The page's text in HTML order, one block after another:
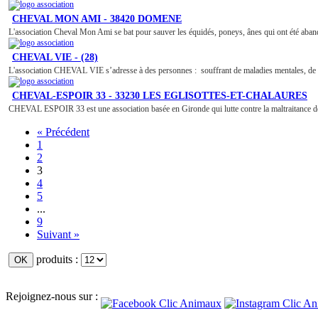
CHEVAL MON AMI - 38420 DOMENE
L'association Cheval Mon Ami se bat pour sauver les équidés, poneys, ânes qui ont été
CHEVAL VIE - (28)
L'association CHEVAL VIE s’adresse à des personnes : souffrant de maladies mentales,
CHEVAL-ESPOIR 33 - 33230 LES EGLISOTTES-ET-CHALAURES
CHEVAL ESPOIR 33 est une association basée en Gironde qui lutte contre la maltraitance
« Précédent
1
2
3
4
5
...
9
Suivant »
produits :
Rejoignez-nous sur :